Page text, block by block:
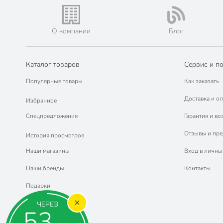
ЧЕРЕЗ
Губки для тела (5)
Пена для ванн (5)
Подарочные наборы (4)
Жидкости для снятия лака (3)
Пемзы и терки для стоп (2)
Маски для лица (16)
Средства для снятия макияжа (11)
Помады и блески для губ (8)
Лосьоны, тоники для лица (5)
Скрабы, пилинги для лица (5)
Горшки детские (1)
О компании Блог
Каталог товаров
Популярные товары
Избранное
Спецпредложения
История просмотров
Наши магазины
Наши бренды
Подарки
Сервис и
Как заказать
Доставка и
Гарантия и
Отзывы и
Вход в
Контакты